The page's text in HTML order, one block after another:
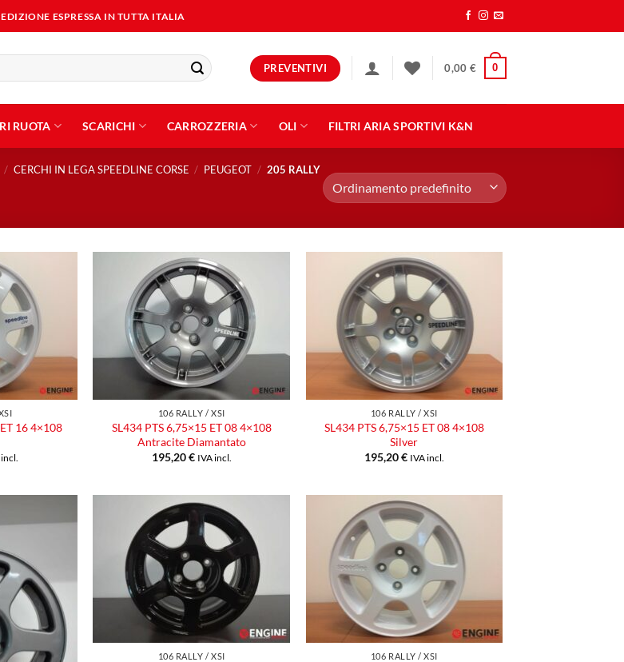
ESPRESSA IN TUTTA ITALIA
PREVENTIVI 0,00 € 0
RUOTA SCARICHI CARROZZERIA OLI FILTRI ARIA SPORTIVI K&N
/ CERCHI IN LEGA SPEEDLINE CORSE / PEUGEOT / 205 RALLY
Aggiungi
alla lista
desideri
16 4×108
Aggiungi
alla lista
dei
desideri
106 RALLY / XSI
SL434 PTS 6,75×15 ET 08 4×108
Antracite Diamantato
195,20€ IVA incl.
Aggiungi
alla lista
dei
desideri
106 RALLY / XSI
SL434 PTS 6,75×15 ET 08 4×108
Silver
195,20€ IVA incl.
desideri
Aggiungi
alla lista
dei
desideri
106 RALLY / XSI
Aggiungi
alla lista
106 RALLY / XSI